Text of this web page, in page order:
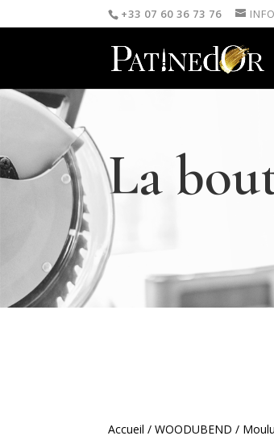
+33 07 60 36 73 76
La
Accueil /WOODUBEND /